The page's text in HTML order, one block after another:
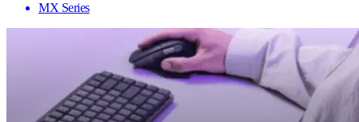
MX Series